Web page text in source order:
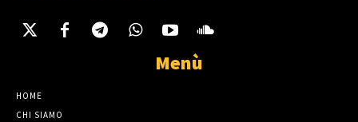
Menù
HOME
CHI SIAMO